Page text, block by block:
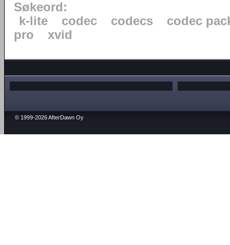
Søkeord:
k-lite
codec codecs
codec
pro
xvid
© 1999-2026 AfterDawn Oy